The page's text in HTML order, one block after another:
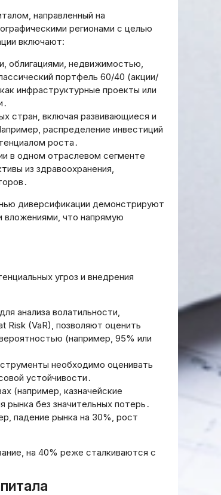
направленный на
регионами с целью
включают:
облигациями, недвижимостью,
портфель 60/40 (акции/
инфраструктурные проекты или
стран, включая развивающиеся и
распределение инвестиций
роста․
в одном отраслевом сегменте
из здравоохранения,
диверсификации демонстрируют
вложениями, что напрямую
угроз и внедрения
анализа волатильности,
Risk (VaR), позволяют оценить
(например, 95% или
необходимо оценивать
устойчивости․
(например, казначейские
рынка без значительных потерь․
падение рынка на 30%, рост
на 40% реже сталкиваются с